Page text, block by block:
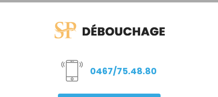
0467/75.48.80